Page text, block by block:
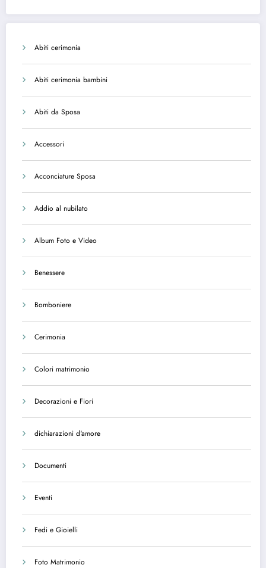
Abiti cerimonia
Abiti cerimonia bambini
Abiti da Sposa
Accessori
Acconciature Sposa
Addio al nubilato
Album Foto e Video
Benessere
Bomboniere
Cerimonia
Colori matrimonio
Decorazioni e Fiori
dichiarazioni d'amore
Documenti
Eventi
Fedi e Gioielli
Foto Matrimonio